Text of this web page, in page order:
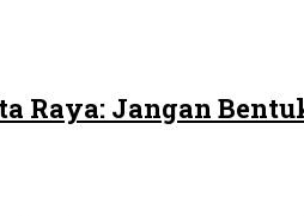
Raya: Jangan